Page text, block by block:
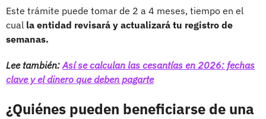
Este trámite puede tomar de 2 a 4 meses, tiempo en el
cual la entidad revisará y actualizará tu registro de
semanas.
Lee también: Así se calculan las cesantías en 2026: fechas
clave y el dinero que deben pagarte
¿Quiénes pueden beneficiarse de una